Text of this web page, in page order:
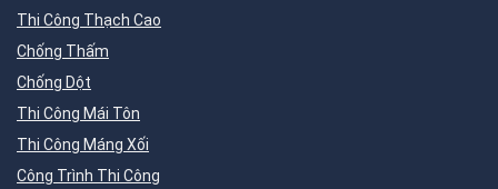
Thi Công Thạch Cao
Chống Thấm
Chống Dột
Thi Công Mái Tôn
Thi Công Máng Xối
Công Trình Thi Công